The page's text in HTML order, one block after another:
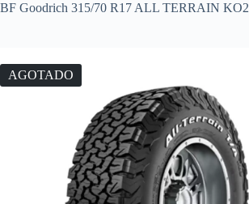
BF Goodrich 315/70 R17 ALL TERRAIN KO2
AGOTADO